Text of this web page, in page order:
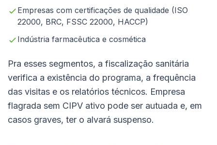
Empresas com certificações de qualidade (ISO
22000, BRC, FSSC 22000, HACCP)
Indústria farmacêutica e cosmética
Pra esses segmentos, a fiscalização sanitária
verifica a existência do programa, a frequência
das visitas e os relatórios técnicos. Empresa
flagrada sem CIPV ativo pode ser autuada e, em
casos graves, ter o alvará suspenso.